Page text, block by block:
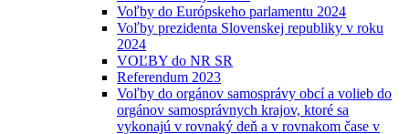
Voľby do Európskeho parlamentu 2024
Voľby prezidenta Slovenskej republiky v roku
2024
VOĽBY do NR SR
Referendum 2023
Voľby do orgánov samosprávy obcí a volieb do
orgánov samosprávnych krajov, ktoré sa
vykonajú v rovnaký deň a v rovnakom čase v